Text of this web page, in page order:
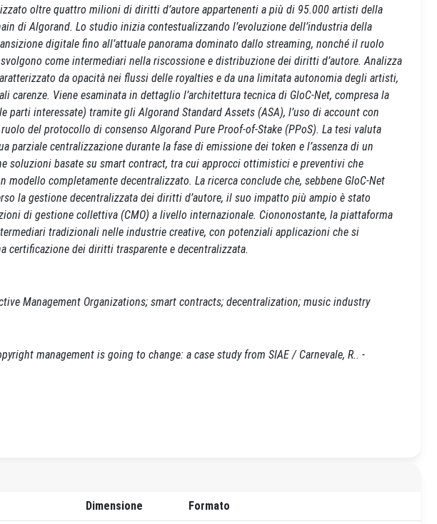
oltre quattro milioni di diritti d’autore appartenenti a più di 95.000 artisti della
di Algorand. Lo studio inizia contestualizzando l’evoluzione dell’industria della
digitale fino all’attuale panorama dominato dallo streaming, nonché il ruolo
come intermediari nella riscossione e distribuzione dei diritti d’autore. Analizza
da opacità nei flussi delle royalties e da una limitata autonomia degli artisti,
carenze. Viene esaminata in dettaglio l’architettura tecnica di GloC-Net, compresa la
interessate) tramite gli Algorand Standard Assets (ASA), l’uso di account con
del protocollo di consenso Algorand Pure Proof-of-Stake (PPoS). La tesi valuta
centralizzazione durante la fase di emissione dei token e l’assenza di un
soluzioni basate su smart contract, tra cui approcci ottimistici e preventivi che
completamente decentralizzato. La ricerca conclude che, sebbene GloC-Net
la gestione decentralizzata dei diritti d’autore, il suo impatto più ampio è stato
di gestione collettiva (CMO) a livello internazionale. Ciononostante, la piattaforma
tradizionali nelle industrie creative, con potenziali applicazioni che si
certificazione dei diritti trasparente e decentralizzata.
Management Organizations; smart contracts; decentralization; music industry
management is going to change: a case study from SIAE / Carnevale, R.. -
Dimensione Formato